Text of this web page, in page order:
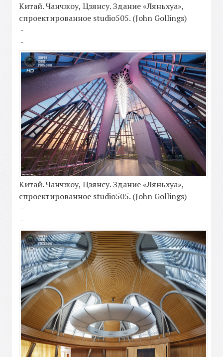
Китай. Чанчжоу, Цзянсу. Здание «Ляньхуа»,
спроектированное studio505. (John Gollings)
-
-
Китай. Чанчжоу, Цзянсу. Здание «Ляньхуа»,
спроектированное studio505. (John Gollings)
-
-